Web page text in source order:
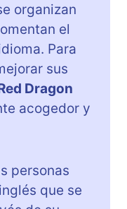
organizan
el
Para
sus
Dragon
acogedor y
personas
que se